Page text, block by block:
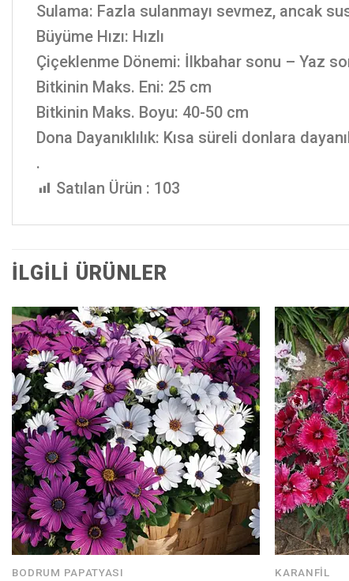
Sulama: Fazla sulanmayı sevmez, ancak
Büyüme Hızı: Hızlı
Çiçeklenme Dönemi: İlkbahar sonu – Yaz
Bitkinin Maks. Eni: 25 cm
Bitkinin Maks. Boyu: 40-50 cm
Dona Dayanıklılık: Kısa süreli donlara
.
Satılan Ürün : 103
İLGILI ÜRÜNLER
BODRUM PAPATYASI KARANFİL